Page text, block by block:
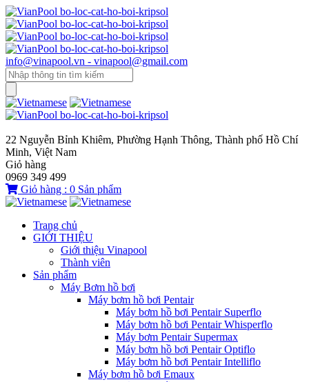
info@vinapool.vn - vinapool@gmail.com
22 Nguyễn Bỉnh Khiêm, Phường Hạnh Thông, Thành phố Hồ Chí
Minh, Việt Nam
Giỏ hàng
0969 349 499
Giỏ hàng : 0 Sản phẩm
Trang chủ
GIỚI THIỆU
Giới thiệu Vinapool
Thành viên
Sản phẩm
Máy Bơm hồ bơi
Máy bơm hồ bơi Pentair
Máy bơm hồ bơi Pentair Superflo
Máy bơm hồ bơi Pentair Whisperflo
Máy bơm Pentair Supermax
Máy bơm hồ bơi Pentair Optiflo
Máy bơm hồ bơi Pentair Intelliflo
Máy bơm hồ bơi Emaux